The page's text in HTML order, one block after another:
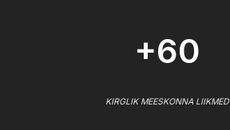
+60
KIRGLIK MEESKONNA LIIKMED